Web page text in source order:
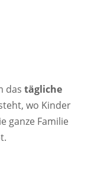
das tägliche
wo Kinder
ganze Familie